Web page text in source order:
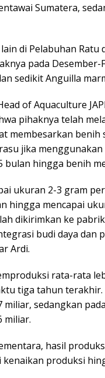
Sumatera,
di Pelabuhan Ratu
pada
sedikit Anguilla
of Aquaculture
pihaknya telah
membesarkan benih
jika
bulan hingga benih
ukuran 2-3 gram
hingga mencapai
dikirimkan ke
budi daya dan
Ardi.
rata-rata
tiga tahun
miliar, sedangkan
miliar.
hasil
kenaikan produksi